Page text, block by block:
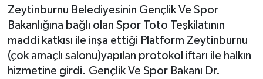
Zeytinburnu Belediyesinin Gençlik Ve Spor
Bakanlığına bağlı olan Spor Toto Teşkilatının
maddi katkısı ile inşa ettiği Platform Zeytinburnu
(çok amaçlı salonu)yapılan protokol iftarı ile halkın
hizmetine girdi. Gençlik Ve Spor Bakanı Dr.